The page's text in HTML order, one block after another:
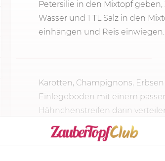
Petersilie in den Mixtopf geben,
Wasser und 1 TL Salz in den
einhängen und Reis einwiegen.
Karotten, Champignons,
Einlegeboden mit einem
Hähnchenstreifen darin